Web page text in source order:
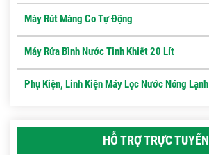
Máy Rút Màng Co Tự Động
Máy Rửa Bình Nước Tinh Khiết 20 Lít
Phụ Kiện, Linh Kiện Máy Lọc Nước Nóng Lạnh
HỖ TRỢ TRỰC TUYẾN